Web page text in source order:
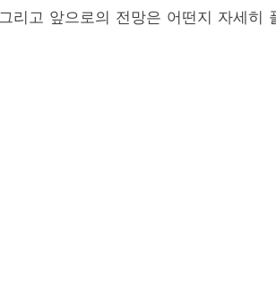
리고 앞으로의 전망은 어떤지 자세히